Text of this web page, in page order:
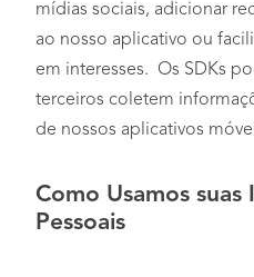
mídias sociais, adicionar
ao nosso aplicativo ou
em interesses. Os SDKs
terceiros coletem
de nossos aplicativos
Como Usamos suas
Pessoais